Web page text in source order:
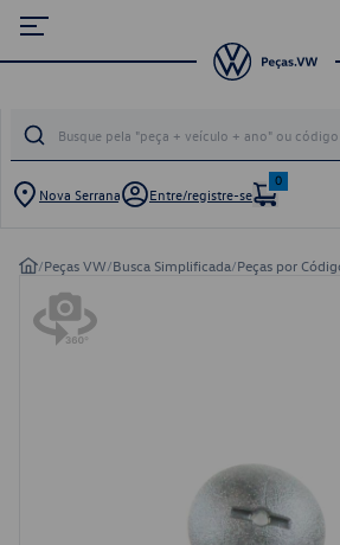
Nova Serrana Entre/registre-se
0
/Peças VW/Busca Simplificada/Peças por